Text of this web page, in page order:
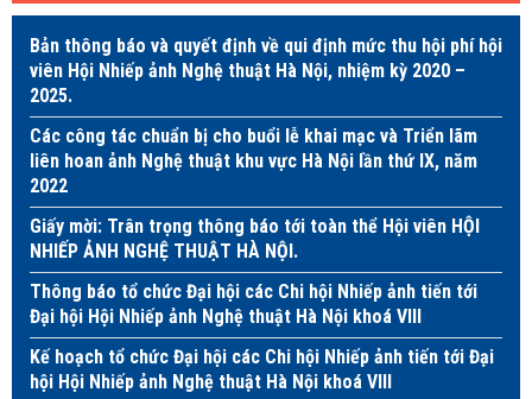
Bản thông báo và quyết định về qui định mức thu hội phí hội
viên Hội Nhiếp ảnh Nghệ thuật Hà Nội, nhiệm kỳ 2020 –
2025.
Các công tác chuẩn bị cho buổi lễ khai mạc và Triển lãm
liên hoan ảnh Nghệ thuật khu vực Hà Nội lần thứ IX, năm
2022
Giấy mời: Trân trọng thông báo tới toàn thể Hội viên HỘI
NHIẾP ẢNH NGHỆ THUẬT HÀ NỘI.
Thông báo tổ chức Đại hội các Chi hội Nhiếp ảnh tiến tới
Đại hội Hội Nhiếp ảnh Nghệ thuật Hà Nội khoá VIII
Kế hoạch tổ chức Đại hội các Chi hội Nhiếp ảnh tiến tới Đại
hội Hội Nhiếp ảnh Nghệ thuật Hà Nội khoá VIII